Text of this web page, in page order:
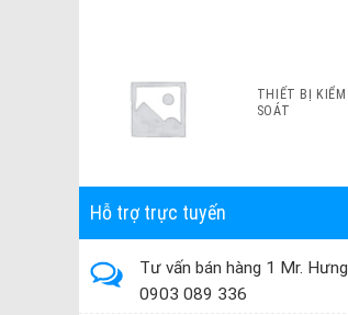
THIẾT BỊ KIỂM
SOÁT
Hỗ trợ trực tuyến
Tư vấn bán hàng 1 Mr. Hưng
0903 089 336